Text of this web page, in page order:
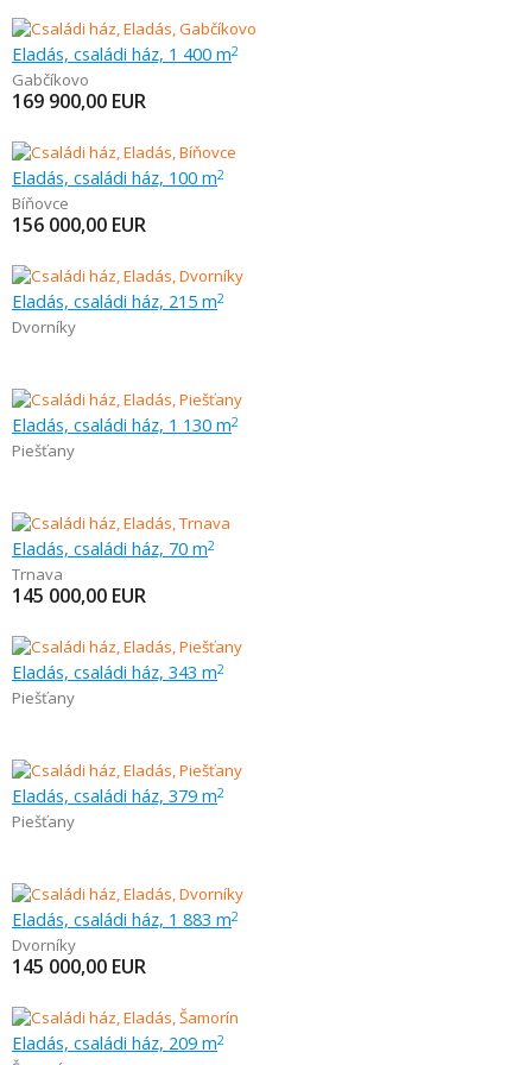
Eladás, családi ház, 1 400 m2
Gabčíkovo
169 900,00 EUR
Eladás, családi ház, 100 m2
Bíňovce
156 000,00 EUR
Eladás, családi ház, 215 m2
Dvorníky
Eladás, családi ház, 1 130 m2
Piešťany
Eladás, családi ház, 70 m2
Trnava
145 000,00 EUR
Eladás, családi ház, 343 m2
Piešťany
Eladás, családi ház, 379 m2
Piešťany
Eladás, családi ház, 1 883 m2
Dvorníky
145 000,00 EUR
Eladás, családi ház, 209 m2